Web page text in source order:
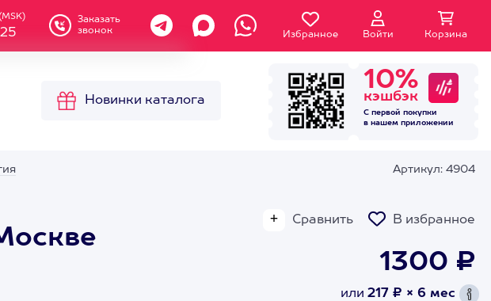
Заказать
звонок
Избранное Войти Корзина
Новинки каталога
10%
кэшбэк
С первой покупки
в нашем приложении
Артикул: 4904
Сравнить В избранное
1300 ₽
или 217 ₽ × 6 мес